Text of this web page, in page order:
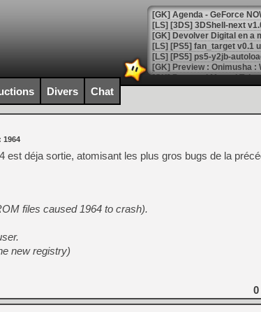
[GK] Agenda - GeForce
[GK] Devolver Digital en a
[LS] [PS5] ps5-y2jb-
[GK] Pourquoi Marvel
[GK] Test : Restory : Chill
[GK] GTA 6 : Rockstar
[GK] Hot Wheels Infinite
[GK] Mémoire cash -
[GK] Résultats Nintendo :
[GK] Déjà des
[Mo5] Brickboy cherche à
[GK] Minecraft et ses «
[GK] Beast of
[GK] Ubisoft : fin de partie
[GK] Mémoire cash -
[GK] Dan Houser (GTA)
[GK] Comment EA Sports
[GK] Crimson Moon : un
[GK] Isle of Reveries : le
[GK] Moonlighter 2 : The
[GK] Capcom relance
Divers Chat
1964
est déja sortie, atomisant les plus gros bugs de la
files caused 1964 to crash).
new registry)
0